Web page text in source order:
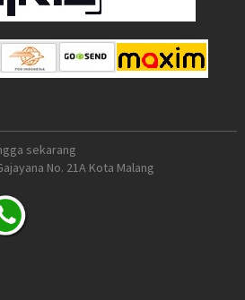
sekarang
No. 21A Kota Malang